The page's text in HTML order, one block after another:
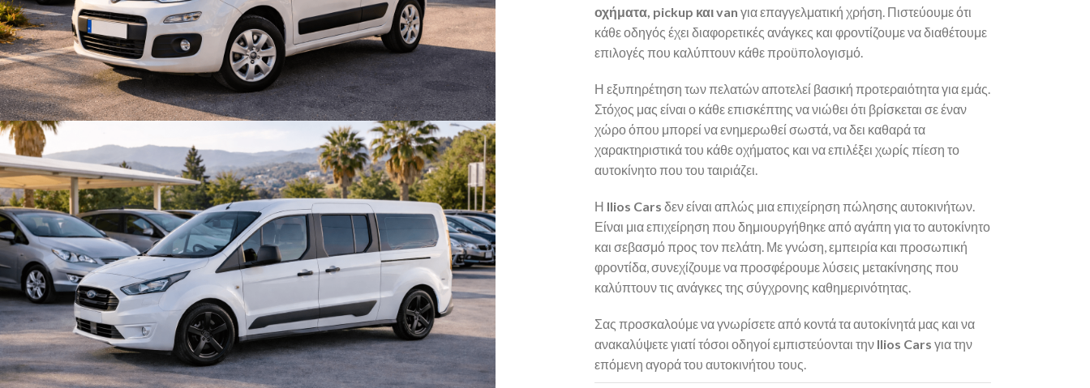
οχήματα, pickup και van για επαγγελματική χρήση. Πιστεύουμε ότι
κάθε οδηγός έχει διαφορετικές ανάγκες και φροντίζουμε να διαθέτουμε
επιλογές που καλύπτουν κάθε προϋπολογισμό.
Η εξυπηρέτηση των πελατών αποτελεί βασική προτεραιότητα για εμάς.
Στόχος μας είναι ο κάθε επισκέπτης να νιώθει ότι βρίσκεται σε έναν
χώρο όπου μπορεί να ενημερωθεί σωστά, να δει καθαρά τα
χαρακτηριστικά του κάθε οχήματος και να επιλέξει χωρίς πίεση το
αυτοκίνητο που του ταιριάζει.
Η Ilios Cars δεν είναι απλώς μια επιχείρηση πώλησης αυτοκινήτων.
Είναι μια επιχείρηση που δημιουργήθηκε από αγάπη για το αυτοκίνητο
και σεβασμό προς τον πελάτη. Με γνώση, εμπειρία και προσωπική
φροντίδα, συνεχίζουμε να προσφέρουμε λύσεις μετακίνησης που
καλύπτουν τις ανάγκες της σύγχρονης καθημερινότητας.
Σας προσκαλούμε να γνωρίσετε από κοντά τα αυτοκίνητά μας και να
ανακαλύψετε γιατί τόσοι οδηγοί εμπιστεύονται την Ilios Cars για την
επόμενη αγορά του αυτοκινήτου τους.